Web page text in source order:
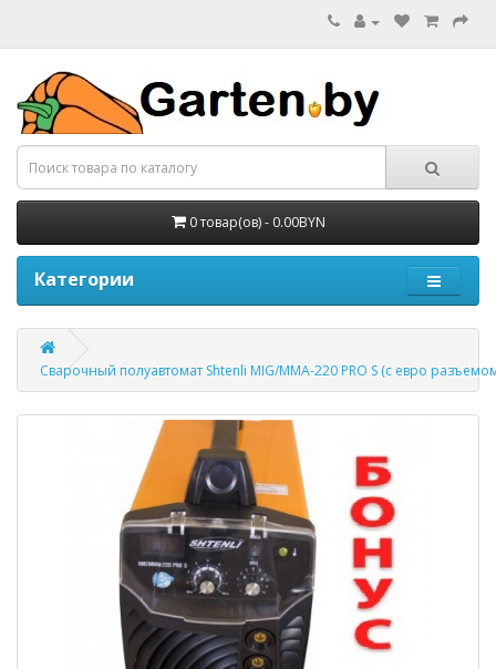
0 товар(ов) - 0.00BYN
Категории
Сварочный полуавтомат Shtenli MIG/MMA-220 PRO S (с евро